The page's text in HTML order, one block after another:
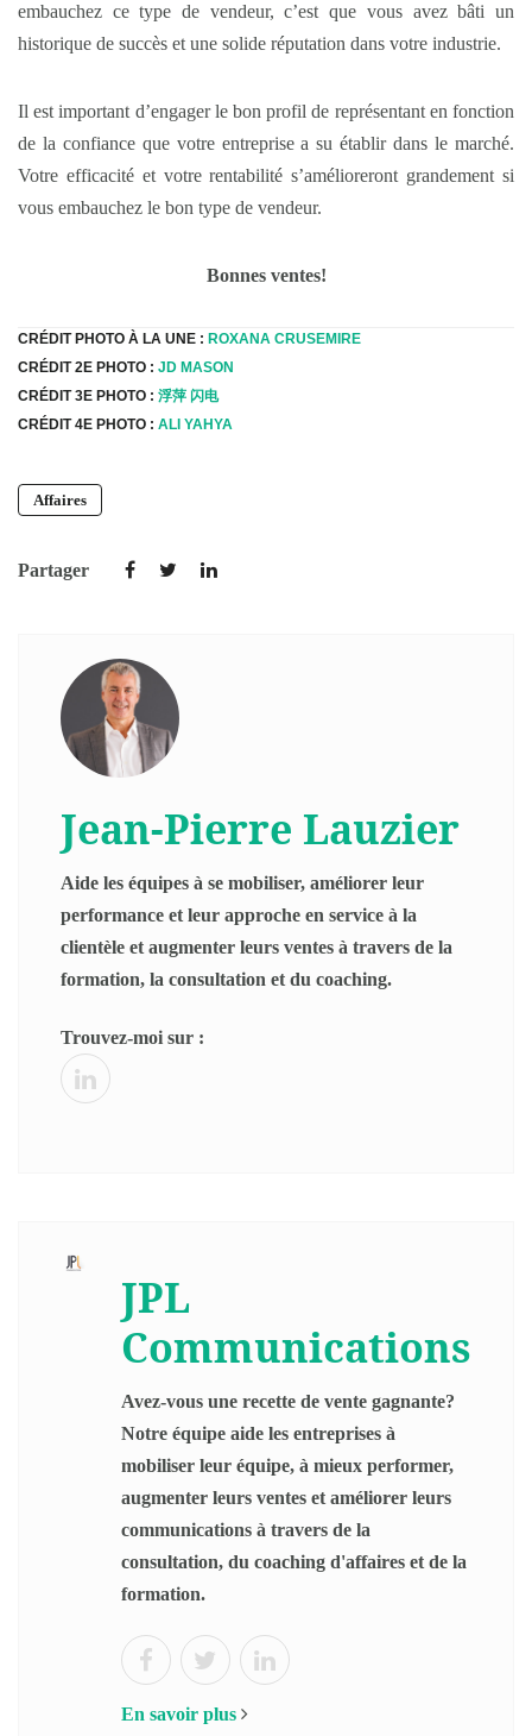
embauchez ce type de vendeur, c’est que vous avez bâti un
historique de succès et une solide réputation dans votre industrie.
Il est important d’engager le bon profil de représentant en fonction
de la confiance que votre entreprise a su établir dans le marché.
Votre efficacité et votre rentabilité s’amélioreront grandement si
vous embauchez le bon type de vendeur.
Bonnes ventes!
CRÉDIT PHOTO À LA UNE : ROXANA CRUSEMIRE
CRÉDIT 2E PHOTO : JD MASON
CRÉDIT 3E PHOTO : 浮萍 闪电
CRÉDIT 4E PHOTO : ALI YAHYA
Affaires
Partager
Jean-Pierre Lauzier
Aide les équipes à se mobiliser, améliorer leur
performance et leur approche en service à la
clientèle et augmenter leurs ventes à travers de la
formation, la consultation et du coaching.
Trouvez-moi sur :
JPL
Communications
Avez-vous une recette de vente gagnante?
Notre équipe aide les entreprises à
mobiliser leur équipe, à mieux performer,
augmenter leurs ventes et améliorer leurs
communications à travers de la
consultation, du coaching d'affaires et de la
formation.
En savoir plus